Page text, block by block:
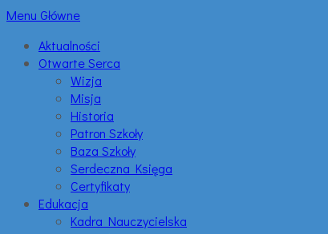
Menu Główne
Aktualności
Otwarte Serca
Wizja
Misja
Historia
Patron Szkoły
Baza Szkoły
Serdeczna Księga
Certyfikaty
Edukacja
Kadra Nauczycielska